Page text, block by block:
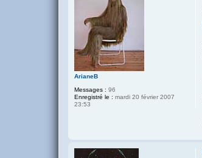
ArianeB
Messages : 96
Enregistré le : mardi 20 février 2007
23:53